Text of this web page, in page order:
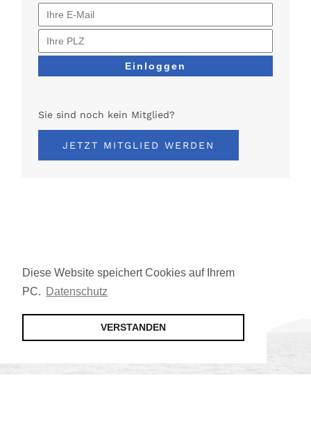
Diese Website speichert Cookies auf Ihrem
PC. Datenschutz
VERSTANDEN
Sie sind noch kein Mitglied?
JETZT MITGLIED WERDEN